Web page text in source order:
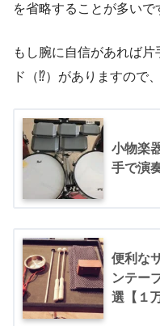
を省略することが多いで
もし腕に自信があれば
ド（⁉）がありますので
小物楽
手で演
便利な
ンテー
選【１